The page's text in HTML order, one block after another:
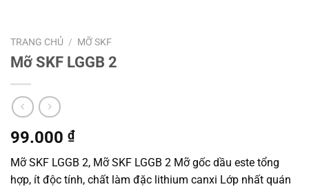
TRANG CHỦ / MỠ SKF
Mỡ SKF LGGB 2
99.000 ₫
Mỡ SKF LGGB 2, Mỡ SKF LGGB 2 Mỡ gốc dầu este tổng
hợp, ít độc tính, chất làm đặc lithium canxi Lớp nhất quán